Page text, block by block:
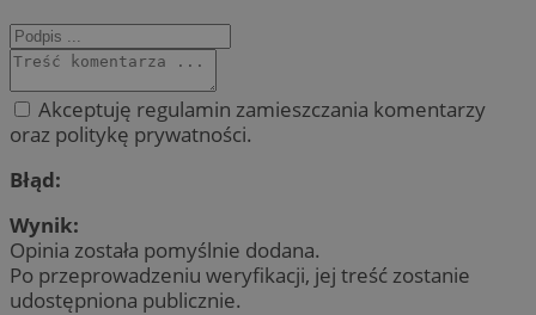
Akceptuję regulamin zamieszczania komentarzy
oraz politykę prywatności.
Błąd:
Wynik:
Opinia została pomyślnie dodana.
Po przeprowadzeniu weryfikacji, jej treść zostanie
udostępniona publicznie.